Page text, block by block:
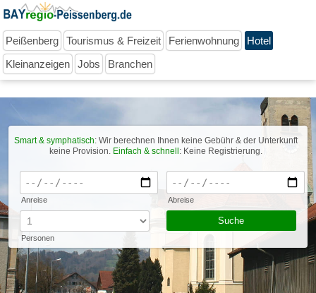
Peißenberg Tourismus & Freizeit Ferienwohnung
Hotel
Kleinanzeigen
Jobs Branchen
Smart & symphatisch: Wir berechnen Ihnen keine Gebühr & der Unterkunft
keine Provision. Einfach & schnell : Keine Registrierung.
Anreise Abreise
Personen